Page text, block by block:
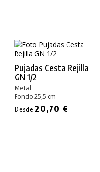
Pujadas Cesta Rejilla
GN 1/2
Metal
Fondo 25,5 cm
Desde 20,70 €